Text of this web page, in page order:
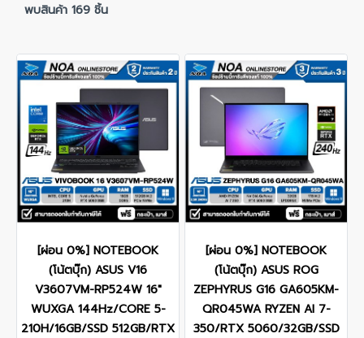
พบสินค้า 169 ชิ้น
[ผ่อน 0%] NOTEBOOK
(โน้ตบุ๊ก) ASUS V16
V3607VM-RP524W 16"
WUXGA 144Hz/CORE 5-
210H/16GB/SSD 512GB/RTX
[ผ่อน 0%] NOTEBOOK
(โน้ตบุ๊ก) ASUS ROG
ZEPHYRUS G16 GA605KM-
QR045WA RYZEN AI 7-
350/RTX 5060/32GB/SSD